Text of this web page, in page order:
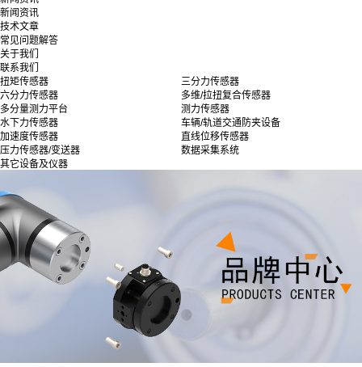
新闻资讯
技术文章
常见问题解答
关于我们
联系我们
扭矩传感器
三分力传感器
六分力传感器
多维/拉扭复合传感器
多分量测力平台
测力传感器
水下力传感器
车辆/轨道交通防夹设备
加速度传感器
直线位移传感器
压力传感器/变送器
数据采集系统
其它设备及仪器